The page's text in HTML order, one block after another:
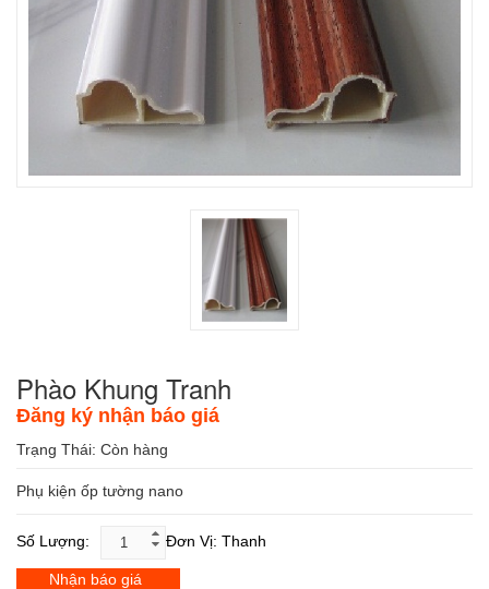
Phào Khung Tranh
Đăng ký nhận báo giá
Trạng Thái: Còn hàng
Phụ kiện ốp tường nano
Số Lượng: Đơn Vị: Thanh
Nhận báo giá